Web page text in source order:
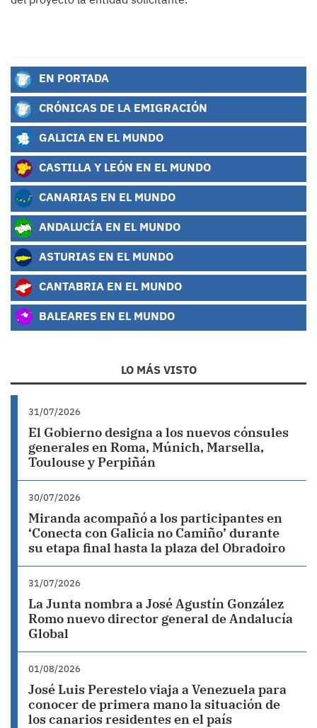
EN PORTADA
CRÓNICAS DE LA EMIGRACIÓN
GALICIA EN EL MUNDO
CASTILLA Y LEÓN EN EL MUNDO
CANARIAS EN EL MUNDO
ANDALUCÍA EN EL MUNDO
ASTURIAS EN EL MUNDO
CANTABRIA EN EL MUNDO
BALEARES EN EL MUNDO
LO MÁS VISTO
31/07/2026
El Gobierno designa a los nuevos cónsules
generales en Roma, Múnich, Marsella,
Toulouse y Perpiñán
30/07/2026
Miranda acompañó a los participantes en
‘Conecta con Galicia no Camiño’ durante
su etapa final hasta la plaza del Obradoiro
31/07/2026
La Junta nombra a José Agustín González
Romo nuevo director general de Andalucía
Global
01/08/2026
José Luis Perestelo viaja a Venezuela para
conocer de primera mano la situación de
los canarios residentes en el país